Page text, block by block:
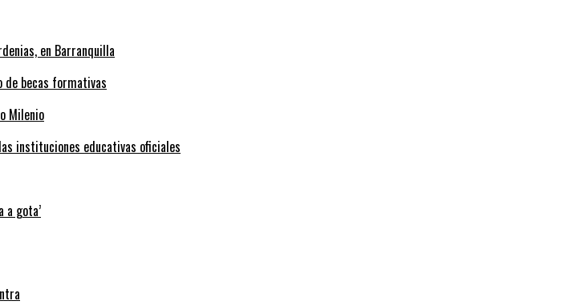
en Barranquilla
de becas formativas
Milenio
instituciones educativas oficiales
a gota’